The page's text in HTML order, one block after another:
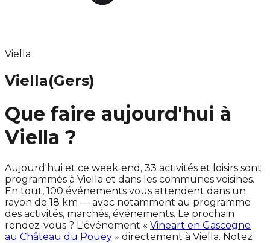
Viella
Viella(Gers)
Que faire aujourd'hui à
Viella ?
Aujourd'hui et ce week‑end, 33 activités et loisirs sont
programmés à Viella et dans les communes voisines.
En tout, 100 événements vous attendent dans un
rayon de 18 km — avec notamment au programme
des activités, marchés, événements. Le prochain
rendez-vous ? L'événement « Vineart en Gascogne
au Château du Pouey » directement à Viella. Notez